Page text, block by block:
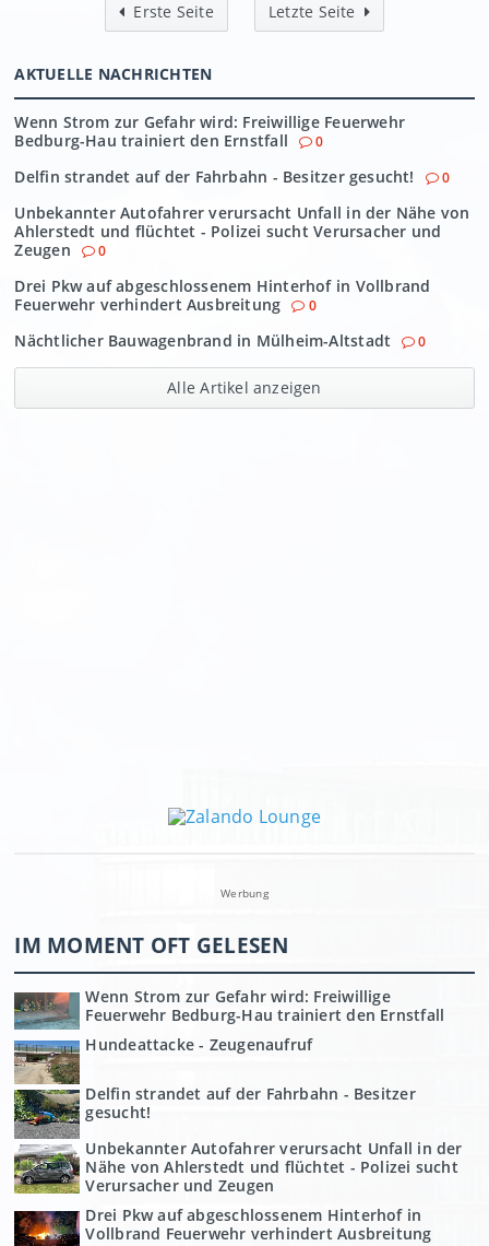
Erste Seite Letzte Seite
AKTUELLE NACHRICHTEN
Wenn Strom zur Gefahr wird: Freiwillige Feuerwehr
Bedburg-Hau trainiert den Ernstfall
0
Delfin strandet auf der Fahrbahn - Besitzer gesucht! 0
Unbekannter Autofahrer verursacht Unfall in der Nähe von
Ahlerstedt und flüchtet - Polizei sucht Verursacher und
Zeugen
0
Drei Pkw auf abgeschlossenem Hinterhof in Vollbrand
Feuerwehr verhindert Ausbreitung
0
Nächtlicher Bauwagenbrand in Mülheim-Altstadt 0
Alle Artikel anzeigen
Werbung
IM MOMENT OFT GELESEN
Wenn Strom zur Gefahr wird: Freiwillige
Feuerwehr Bedburg-Hau trainiert den Ernstfall
Hundeattacke - Zeugenaufruf
Delfin strandet auf der Fahrbahn - Besitzer
gesucht!
Unbekannter Autofahrer verursacht Unfall in der
Nähe von Ahlerstedt und flüchtet - Polizei sucht
Verursacher und Zeugen
Drei Pkw auf abgeschlossenem Hinterhof in
Vollbrand Feuerwehr verhindert Ausbreitung